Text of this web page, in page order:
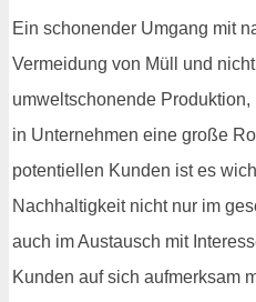
Ein schonender Umgang mit
Vermeidung von Müll und
umweltschonende
in Unternehmen eine große
potentiellen Kunden ist es
Nachhaltigkeit nicht nur im
auch im Austausch mit
Kunden auf sich aufmerksam